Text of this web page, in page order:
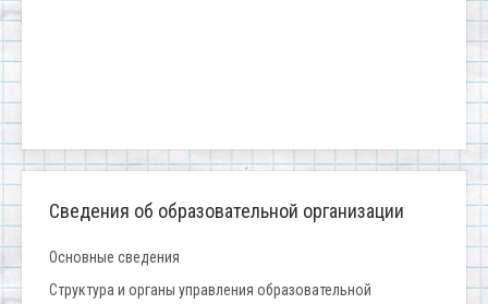
Сведения об образовательной организации
Основные сведения
Структура и органы управления образовательной